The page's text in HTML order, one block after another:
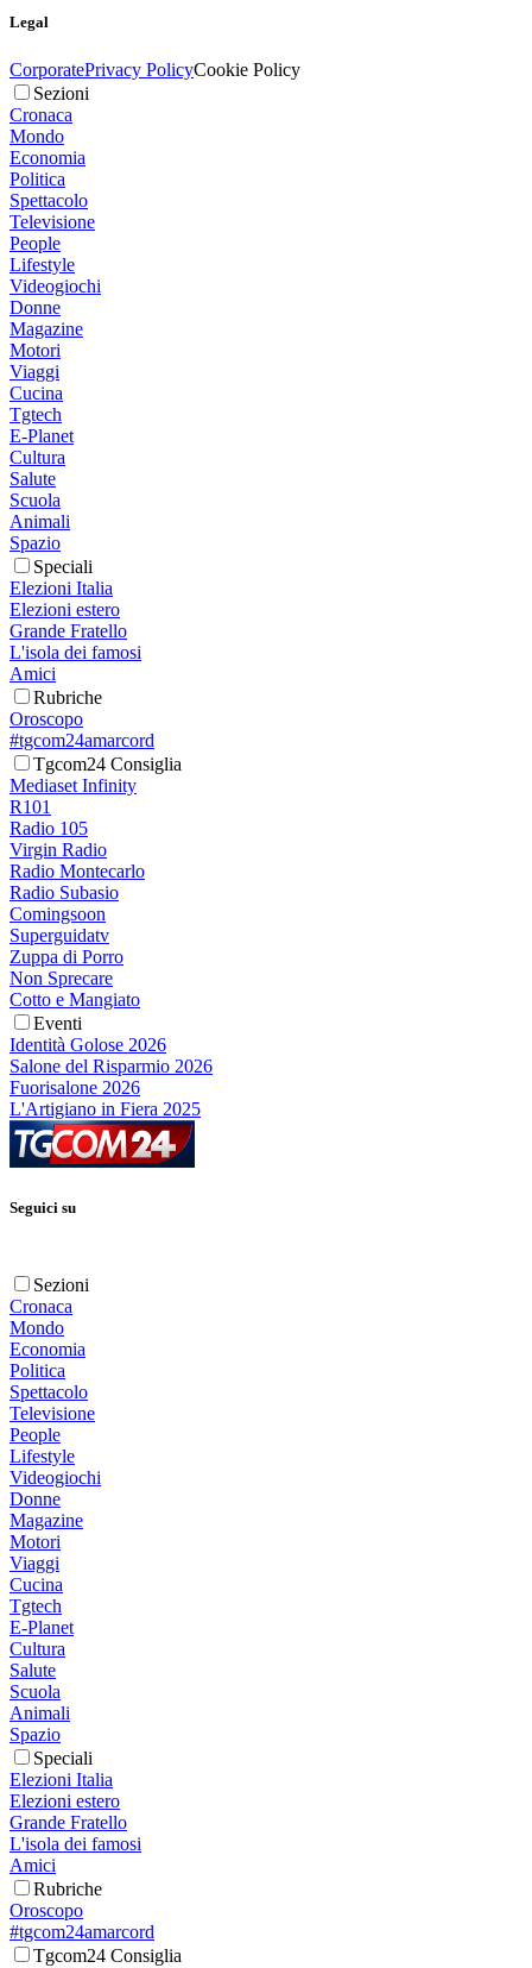
Legal
CorporatePrivacy PolicyCookie Policy
Sezioni
Cronaca
Mondo
Economia
Politica
Spettacolo
Televisione
People
Lifestyle
Videogiochi
Donne
Magazine
Motori
Viaggi
Cucina
Tgtech
E-Planet
Cultura
Salute
Scuola
Animali
Spazio
Speciali
Elezioni Italia
Elezioni estero
Grande Fratello
L'isola dei famosi
Amici
Rubriche
Oroscopo
#tgcom24amarcord
Tgcom24 Consiglia
Mediaset Infinity
R101
Radio 105
Virgin Radio
Radio Montecarlo
Radio Subasio
Comingsoon
Superguidatv
Zuppa di Porro
Non Sprecare
Cotto e Mangiato
Eventi
Identità Golose 2026
Salone del Risparmio 2026
Fuorisalone 2026
L'Artigiano in Fiera 2025
Seguici su
Sezioni
Cronaca
Mondo
Economia
Politica
Spettacolo
Televisione
People
Lifestyle
Videogiochi
Donne
Magazine
Motori
Viaggi
Cucina
Tgtech
E-Planet
Cultura
Salute
Scuola
Animali
Spazio
Speciali
Elezioni Italia
Elezioni estero
Grande Fratello
L'isola dei famosi
Amici
Rubriche
Oroscopo
#tgcom24amarcord
Tgcom24 Consiglia